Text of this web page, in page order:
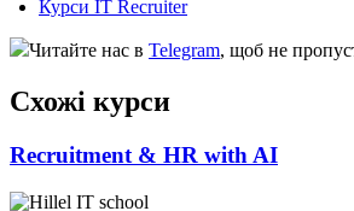
Курси IT Recruiter
Читайте нас в Telegram, щоб не
Схожі курси
Recruitment & HR with AI